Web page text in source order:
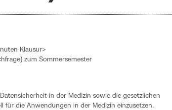
Klausur>
zum Sommersemester
in der Medizin sowie die gesetzlichen
für die Anwendungen in der Medizin einzusetzen.